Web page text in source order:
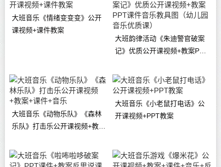
大班音乐《情绪变变变》公开
课视频+课件教案
大班韵律活动《朱迪警官破案
记》优质公开课视频+教案PPT
优质课）
大班音乐《动物乐队》《森林
乐队》打击乐公开课视频+教案
大班音乐《小老鼠打电话》公
开课视频+PPT教案